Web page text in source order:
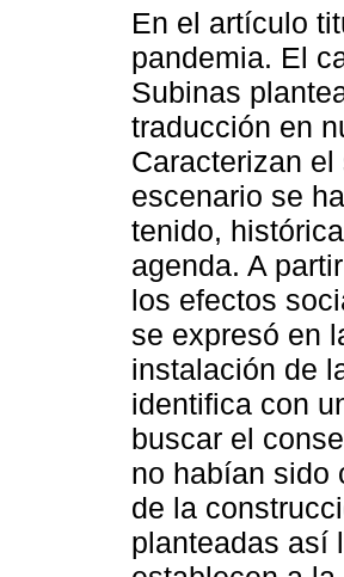
En el artículo
pandemia. El
Subinas
traducción en
Caracterizan
escenario se
tenido,
agenda. A
los efectos
se expresó en
instalación de
identifica con
buscar el
no habían sido
de la
planteadas así